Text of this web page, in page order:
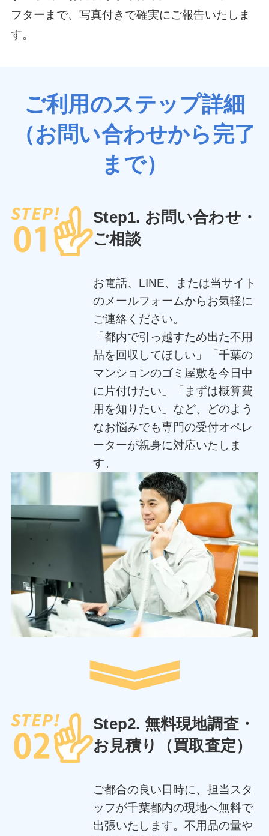
フターまで、写真付きで確実にご報告いたしま
す。
ご利用のステップ詳細
（お問い合わせから完了
まで）
Step1. お問い合わせ・
ご相談
お電話、LINE、または当サイト
のメールフォームからお気軽に
ご連絡ください。
「都内で引っ越すため出た不用
品を回収してほしい」「千葉の
マンションのゴミ屋敷を今日中
に片付けたい」「まずは概算費
用を知りたい」など、どのよう
なお悩みでも専門の受付オペレ
ーターが親身に対応いたしま
す。
Step2. 無料現地調査・
お見積り（買取査定）
ご都合の良い日時に、担当スタ
ッフが千葉都内の現地へ無料で
出張いたします。不用品の量や